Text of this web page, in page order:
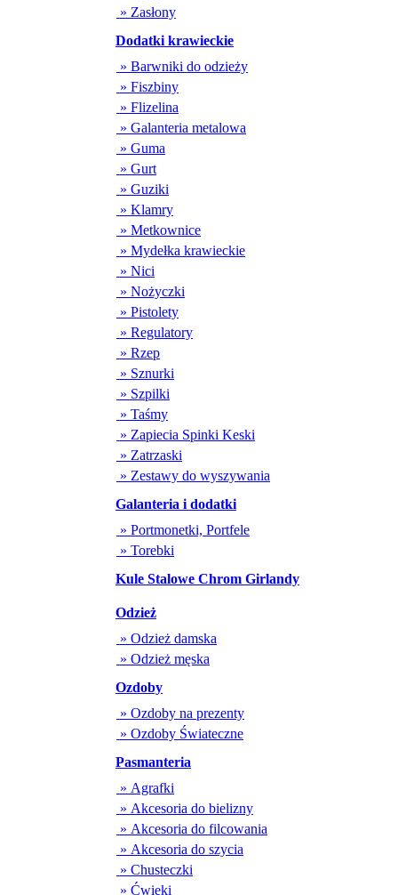
» Zasłony
Dodatki krawieckie
» Barwniki do odzieży
» Fiszbiny
» Flizelina
» Galanteria metalowa
» Guma
» Gurt
» Guziki
» Klamry
» Metkownice
» Mydełka krawieckie
» Nici
» Nożyczki
» Pistolety
» Regulatory
» Rzep
» Sznurki
» Szpilki
» Taśmy
» Zapiecia Spinki Keski
» Zatrzaski
» Zestawy do wyszywania
Galanteria i dodatki
» Portmonetki, Portfele
» Torebki
Kule Stalowe Chrom Girlandy
Odzież
» Odzież damska
» Odzież męska
Ozdoby
» Ozdoby na prezenty
» Ozdoby Świateczne
Pasmanteria
» Agrafki
» Akcesoria do bielizny
» Akcesoria do filcowania
» Akcesoria do szycia
» Chusteczki
» Ćwieki